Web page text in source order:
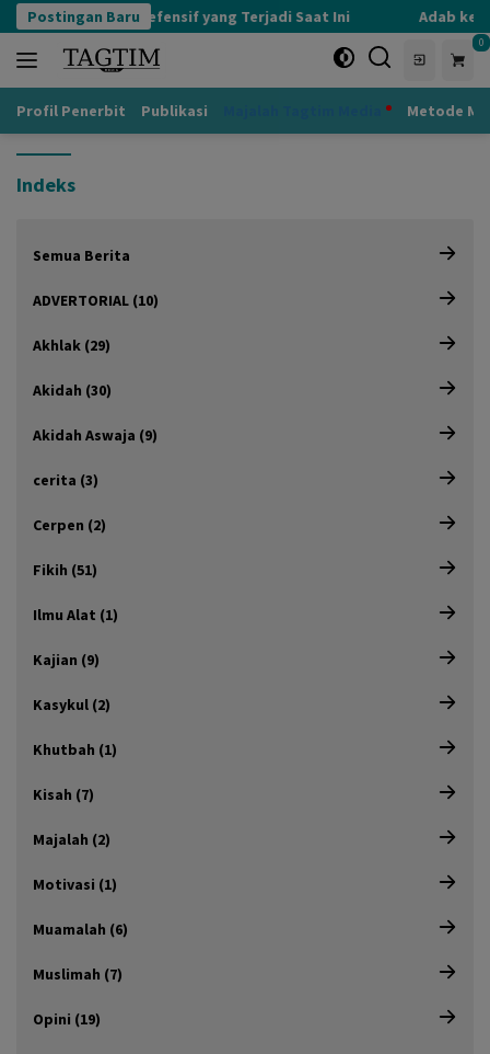
Langsung
ke
konten
Postingan Baru
Kognisi Defensif yang Terjadi Saat Ini Adab
0
Profil Penerbit Publikasi Metode
Indeks
Semua Berita
ADVERTORIAL (10)
Akhlak (29)
Akidah (30)
Akidah Aswaja (9)
cerita (3)
Cerpen (2)
Fikih (51)
Ilmu Alat (1)
Kajian (9)
Kasykul (2)
Khutbah (1)
Kisah (7)
Majalah (2)
Motivasi (1)
Muamalah (6)
Muslimah (7)
Opini (19)